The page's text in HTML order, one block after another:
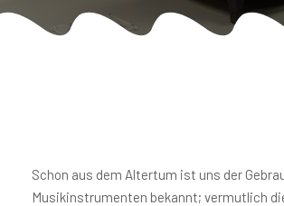
Schon aus dem Altertum ist uns der
Musikinstrumenten bekannt; vermutlich